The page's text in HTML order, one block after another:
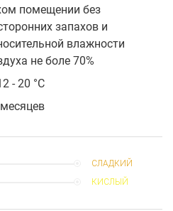
помещении без
запахов и
влажности
не боле 70%
- 20 °C
СЛАДКИЙ
КИСЛЫЙ